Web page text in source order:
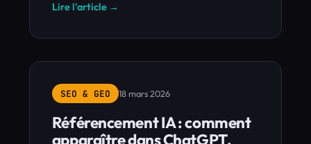
Lire l'article →
SEO & GEO 18 mars 2026
Référencement IA : comment
apparaître dans ChatGPT,